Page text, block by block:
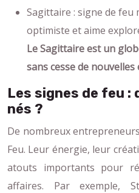
Sagittaire : signe de feu
optimiste et aime
Le Sagittaire est un
sans cesse de nouvelles
Les signes de feu
nés ?
De nombreux
Feu. Leur énergie, leur
atouts importants pour
affaires. Par exemple,